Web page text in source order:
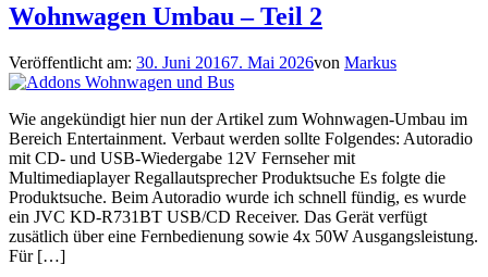
Wohnwagen Umbau – Teil 2
Veröffentlicht am: 30. Juni 20167. Mai 2026von Markus
Wie angekündigt hier nun der Artikel zum Wohnwagen-Umbau im
Bereich Entertainment. Verbaut werden sollte Folgendes: Autoradio
mit CD- und USB-Wiedergabe 12V Fernseher mit
Multimediaplayer Regallautsprecher Produktsuche Es folgte die
Produktsuche. Beim Autoradio wurde ich schnell fündig, es wurde
ein JVC KD-R731BT USB/CD Receiver. Das Gerät verfügt
zusätlich über eine Fernbedienung sowie 4x 50W Ausgangsleistung.
Für […]